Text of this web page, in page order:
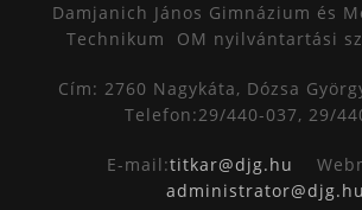
Damjanich János Gimnázium és
Technikum
OM nyilvántartási
Cím: 2760 Nagykáta, Dózsa
Telefon:29/440-037, 29/
E-mail:titkar@djg.hu
administrator@djg.hu